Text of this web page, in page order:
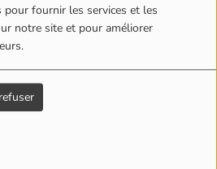
fournir les services et les
notre site et pour améliorer
: Une fresque de
: A L'adresse du jeu